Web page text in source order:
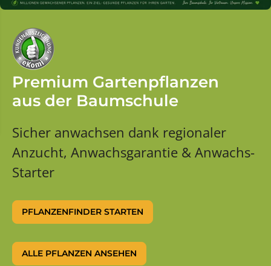
Premium Gartenpflanzen
aus der Baumschule
Sicher anwachsen dank regionaler
Anzucht, Anwachsgarantie & Anwachs-
Starter
PFLANZENFINDER STARTEN
ALLE PFLANZEN ANSEHEN